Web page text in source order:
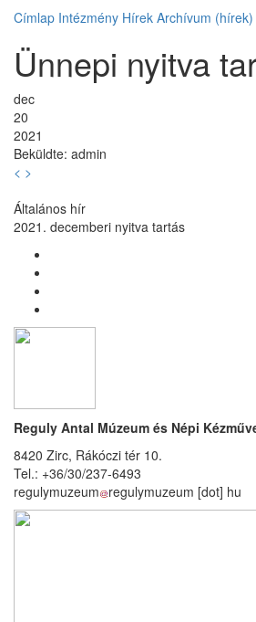
Címlap Intézmény Hírek Archívum (hírek)
Ünnepi nyitva
dec
20
2021
Beküldte: admin
< >
Általános hír
2021. decemberi nyitva tartás
Reguly Antal Múzeum és Népi
8420 Zirc, Rákóczi tér 10.
Tel.: +36/30/237-6493
regulymuzeum regulymuzeum [dot] hu